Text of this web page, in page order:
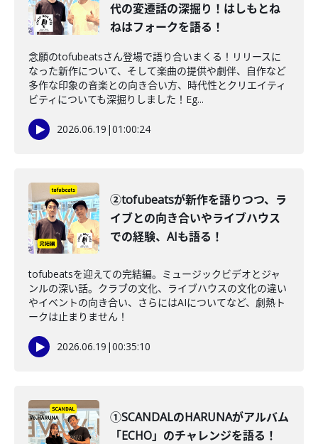
代の変遷話の深掘り！はしもとね
ねはフォークを語る！
念願のtofubeatsさん登場で語り合いまくる！リリースに
なった新作について、そして楽曲の提供や劇伴、自作など
多作な印象の音楽との向き合い方、時代性とクリエイティ
ビティについても深掘りしました！Eg...
2026.06.19 |01:00:24
②tofubeatsが新作を語りつつ、ラ
イブとの向き合いやライブハウス
での経験、AIも語る！
tofubeatsを迎えての完結編。ミュージックビデオとジャ
ンルの深い話。クラブの文化、ライブハウスの文化の違い
やイベントの向き合い、さらにはAIについてなど、劇熱ト
ークは止まりません！
2026.06.19 |00:35:10
①SCANDALのHARUNAがアルバム
「ECHO」のチャレンジを語る！